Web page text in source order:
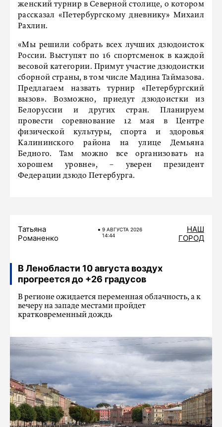
женский турнир в Северной столице, о котором
рассказал «Петербургскому дневнику» Михаил
Рахлин.
«Мы решили собрать всех лучших дзюдоисток
России. Выступят по 16 спортсменок в каждой
весовой категории. Примут участие дзюдоистки
сборной страны, в том числе Мадина Таймазова.
Предлагаем назвать турнир «Петербургский
вызов». Возможно, приедут дзюдоистки из
Белоруссии и других стран. Планируем
провести соревнование 12 мая в Центре
физической культуры, спорта и здоровья
Калининского района на улице Демьяна
Бедного. Там можно все организовать на
хорошем уровне», – уверен президент
Федерации дзюдо Петербурга.
Татьяна
Романенко
9 АВГУСТА 2026
14:44
НАШ
ГОРОД
В Ленобласти 10 августа воздух
прогреется до +26 градусов
В регионе ожидается переменная облачность, а к
вечеру на западе местами пройдет
кратковременный дождь